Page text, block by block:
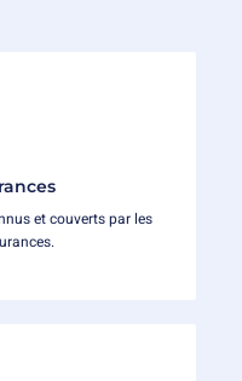
et couverts par les